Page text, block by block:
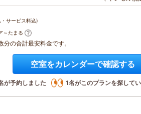
・サービス料込)
～たまる
の合計最安料金です。
空室をカレンダーで確認する
が予約しました 1名がこのプランを探して